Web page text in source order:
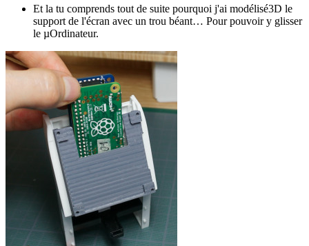
Et la tu comprends tout de suite pourquoi j'ai modélisé3D le
support de l'écran avec un trou béant… Pour pouvoir y glisser
le µOrdinateur.